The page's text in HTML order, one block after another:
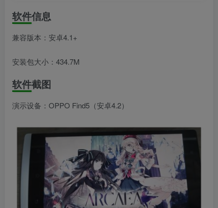
软件信息
兼容版本：安卓4.1+
安装包大小：434.7M
软件截图
演示设备：OPPO Find5（安卓4.2）